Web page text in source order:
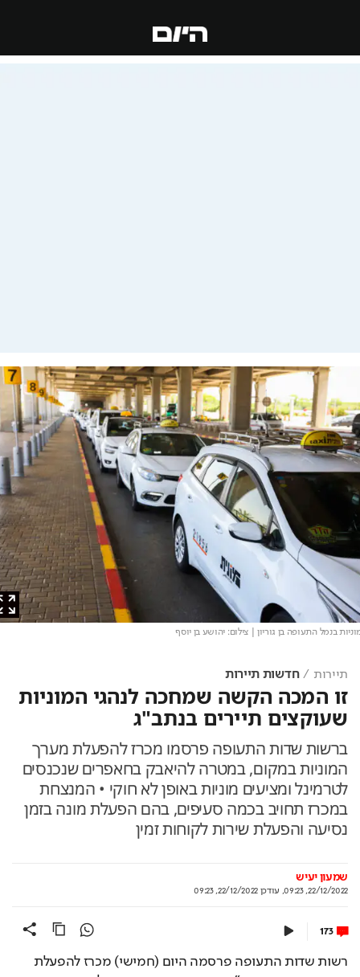
בנמל התעופה בן גוריון| צילום: יהושע בן יוסף
תיירות חדשות תיירות
זו המכה הקשה שמחכה לנהגי המוניות
שעוקצים תיירים בנתב"ג
ברשות שדות התעופה פרסמו מכרז להפעלת מערך
המוניות במקום, במטרה להיאבק בחאפרים שנכנסים
לטרמינל ומציעים מוניות באופן לא חוקי • המנצחת
במכרז תחויב בכמה סעיפים, בהם הפעלת מונה בזמן
נסיעה והפעלת שירות לקוחות זמין
שמעון יעיש
22/12/2022, 09:23
,עודכן22/12/2022, 09:23
173
רשות שדות התעופה פרסמה היום (חמישי) מכרז להפעלת